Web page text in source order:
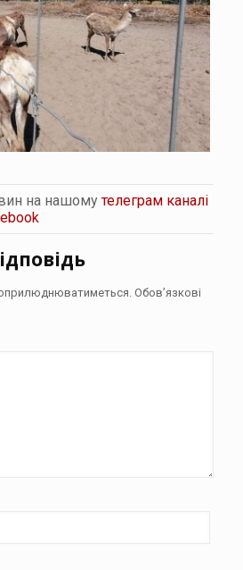
на нашомутелеграм каналі
Обов’язкові